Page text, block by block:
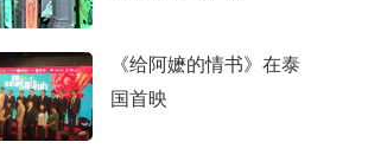
《给阿嬷的情书》在泰
国首映